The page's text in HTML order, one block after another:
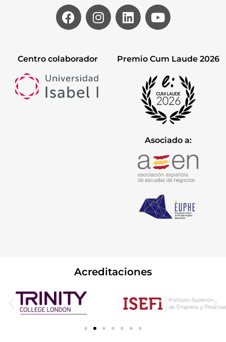
Centro colaborador Premio Cum Laude 2026
Asociado a:
Acreditaciones